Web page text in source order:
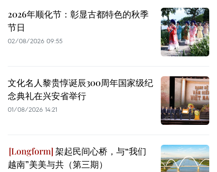
2026年顺化节：彰显古都特色的秋季
节日
02/08/2026 09:55
文化名人黎贵惇诞辰300周年国家级纪
念典礼在兴安省举行
01/08/2026 14:21
架起民间心桥，与“我们
越南”美美与共（第三期）